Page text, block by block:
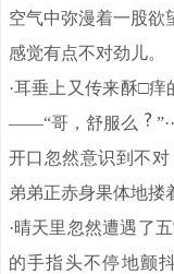
空气中弥漫着一股欲
感觉有点不对劲儿。
·耳垂上又传来酥□痒
——“哥，舒服么
开口忽然意识到不对
弟弟正赤身果体地搂
·晴天里忽然遭遇了
的手指头不停地颤